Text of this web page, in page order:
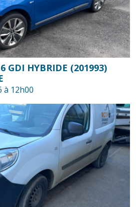
GDI HYBRIDE (201993)
à 12h00